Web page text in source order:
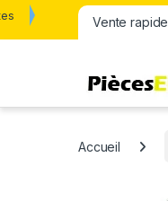
Vente rapide
Accueil